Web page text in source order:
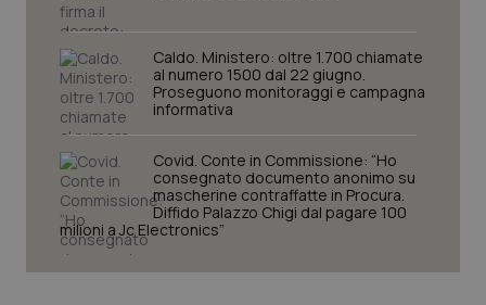
Caldo. Ministero: oltre 1.700 chiamate
al numero 1500 dal 22 giugno.
Proseguono monitoraggi e campagna
informativa
Covid. Conte in Commissione: “Ho
consegnato documento anonimo su
mascherine contraffatte in Procura.
Diffido Palazzo Chigi dal pagare 100
milioni a Jc Electronics”
CookieScriptConsent